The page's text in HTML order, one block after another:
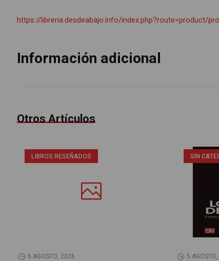
https://libreria.desdeabajo.info/index.php?route=product/
Información adicional
Otros Artículos
LIBROS RESEÑADOS
5 AGOSTO, 2026
SIN
5